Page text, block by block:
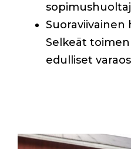
Selkeät
edulliset